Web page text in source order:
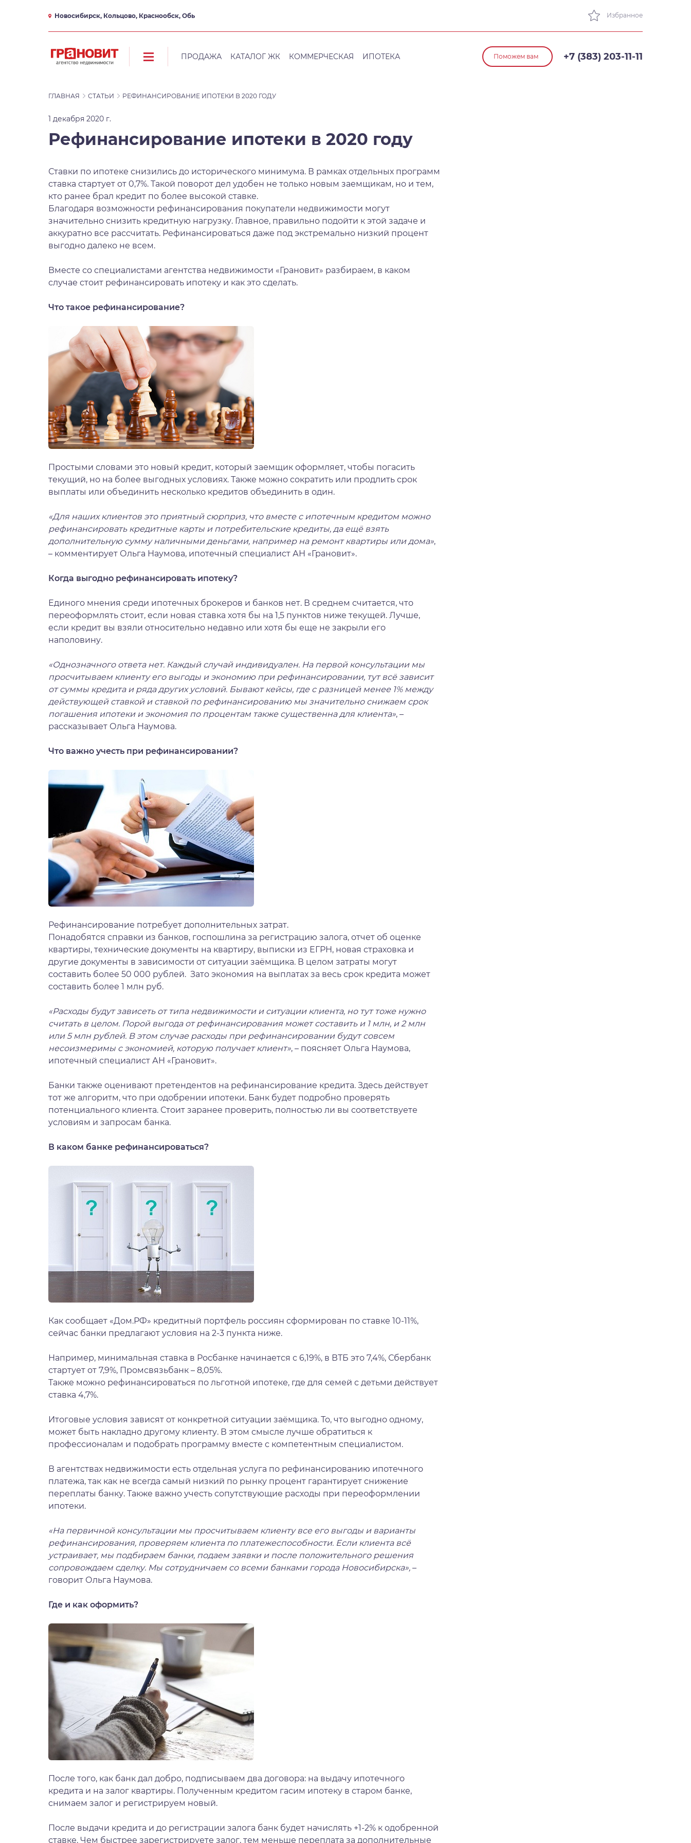
Новосибирск, Кольцово, Краснообск, Обь Избранное
ПРОДАЖА КАТАЛОГ ЖК КОММЕРЧЕСКАЯ ИПОТЕКА Поможем вам +7 (383) 203-11-11
ГЛАВНАЯ СТАТЬИ РЕФИНАНСИРОВАНИЕ ИПОТЕКИ В 2020 ГОДУ
1 декабря 2020 г.
Рефинансирование ипотеки в 2020 году
Ставки по ипотеке снизились до исторического минимума. В рамках отдельных программ
ставка стартует от 0,7%. Такой поворот дел удобен не только новым заемщикам, но и тем,
кто ранее брал кредит по более высокой ставке.
Благодаря возможности рефинансирования покупатели недвижимости могут
значительно снизить кредитную нагрузку. Главное, правильно подойти к этой задаче и
аккуратно все рассчитать. Рефинансироваться даже под экстремально низкий процент
выгодно далеко не всем.
Вместе со специалистами агентства недвижимости «Грановит» разбираем, в каком
случае стоит рефинансировать ипотеку и как это сделать.
Что такое рефинансирование?
Простыми словами это новый кредит, который заемщик оформляет, чтобы погасить
текущий, но на более выгодных условиях. Также можно сократить или продлить срок
выплаты или объединить несколько кредитов объединить в один.
«Для наших клиентов это приятный сюрприз, что вместе с ипотечным кредитом можно
рефинансировать кредитные карты и потребительские кредиты, да ещё взять
дополнительную сумму наличными деньгами, например на ремонт квартиры или дома»,
– комментирует Ольга Наумова, ипотечный специалист АН «Грановит».
Когда выгодно рефинансировать ипотеку?
Единого мнения среди ипотечных брокеров и банков нет. В среднем считается, что
переоформлять стоит, если новая ставка хотя бы на 1,5 пунктов ниже текущей. Лучше,
если кредит вы взяли относительно недавно или хотя бы еще не закрыли его
наполовину.
«Однозначного ответа нет. Каждый случай индивидуален. На первой консультации мы
просчитываем клиенту его выгоды и экономию при рефинансировании, тут всё зависит
от суммы кредита и ряда других условий. Бывают кейсы, где с разницей менее 1% между
действующей ставкой и ставкой по рефинансированию мы значительно снижаем срок
погашения ипотеки и экономия по процентам также существенна для клиента», –
рассказывает Ольга Наумова.
Что важно учесть при рефинансировании?
Рефинансирование потребует дополнительных затрат.
Понадобятся справки из банков, госпошлина за регистрацию залога, отчет об оценке
квартиры, технические документы на квартиру, выписки из ЕГРН, новая страховка и
другие документы в зависимости от ситуации заёмщика. В целом затраты могут
составить более 50 000 рублей. Зато экономия на выплатах за весь срок кредита может
составить более 1 млн руб.
«Расходы будут зависеть от типа недвижимости и ситуации клиента, но тут тоже нужно
считать в целом. Порой выгода от рефинансирования может составить и 1 млн, и 2 млн
или 5 млн рублей. В этом случае расходы при рефинансировании будут совсем
несоизмеримы с экономией, которую получает клиент», – поясняет Ольга Наумова,
ипотечный специалист АН «Грановит».
Банки также оценивают претендентов на рефинансирование кредита. Здесь действует
тот же алгоритм, что при одобрении ипотеки. Банк будет подробно проверять
потенциального клиента. Стоит заранее проверить, полностью ли вы соответствуете
условиям и запросам банка.
В каком банке рефинансироваться?
Как сообщает «Дом.РФ» кредитный портфель россиян сформирован по ставке 10-11%,
сейчас банки предлагают условия на 2-3 пункта ниже.
Например, минимальная ставка в Росбанке начинается с 6,19%, в ВТБ это 7,4%, Сбербанк
стартует от 7,9%, Промсвязьбанк – 8,05%.
Также можно рефинансироваться по льготной ипотеке, где для семей с детьми действует
ставка 4,7%.
Итоговые условия зависят от конкретной ситуации заёмщика. То, что выгодно одному,
может быть накладно другому клиенту. В этом смысле лучше обратиться к
профессионалам и подобрать программу вместе с компетентным специалистом.
В агентствах недвижимости есть отдельная услуга по рефинансированию ипотечного
платежа, так как не всегда самый низкий по рынку процент гарантирует снижение
переплаты банку. Также важно учесть сопутствующие расходы при переоформлении
ипотеки.
«На первичной консультации мы просчитываем клиенту все его выгоды и варианты
рефинансирования, проверяем клиента по платежеспособности. Если клиента всё
устраивает, мы подбираем банки, подаем заявки и после положительного решения
сопровождаем сделку. Мы сотрудничаем со всеми банками города Новосибирска», –
говорит Ольга Наумова.
Где и как оформить?
После того, как банк дал добро, подписываем два договора: на выдачу ипотечного
кредита и на залог квартиры. Полученным кредитом гасим ипотеку в старом банке,
снимаем залог и регистрируем новый.
После выдачи кредита и до регистрации залога банк будет начислять +1-2% к одобренной
ставке. Чем быстрее зарегистрируете залог, тем меньше переплата за дополнительные